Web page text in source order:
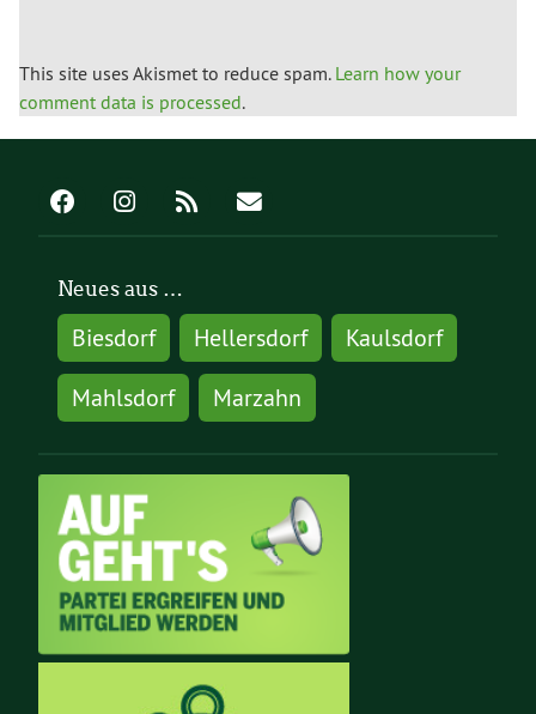
This site uses Akismet to reduce spam. Learn how your
comment data is processed.
Neues aus …
Biesdorf Hellersdorf
Kaulsdorf
Mahlsdorf
Marzahn